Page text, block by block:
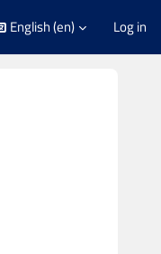
English ‎(en)‎ Log in